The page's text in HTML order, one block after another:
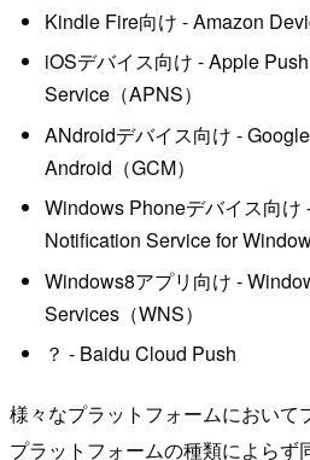
Kindle Fire向け - Amazon
iOSデバイス向け - Apple
Service（APNS）
ANdroidデバイス向け -
Android（GCM）
Windows Phoneデバイス向け
Notification Service for
Windows8アプリ向け -
Services（WNS）
？ - Baidu Cloud Push
様々なプラットフォームにおいて
プラットフォームの種類によらず